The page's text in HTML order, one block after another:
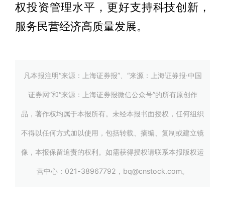
权投资管理水平，更好支持科技创新，
服务民营经济高质量发展。
凡本报注明“来源：上海证券报”、“来源：上海证券报·中国
证券网”和“来源：上海证券报微信公众号”的所有原创作
品，著作权均属于本报所有。未经本报书面授权，任何组织
不得以任何方式加以使用，包括转载、摘编、复制或建立镜
像，本报保留追责的权利。如需获得授权请联系本报版权运
营中心：021-38967792，bq@cnstock.com。